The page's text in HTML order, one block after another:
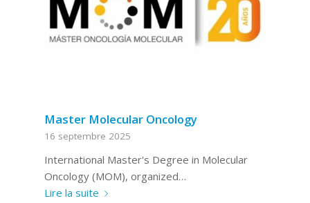
Master Molecular Oncology
16 septembre 2025
International Master's Degree in Molecular
Oncology (MOM), organized…
Lire la suite